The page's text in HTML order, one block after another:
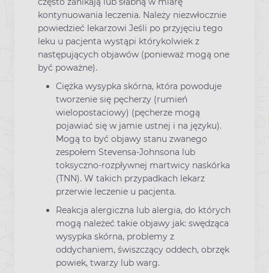
kontynuowania leczenia. Należy niezwłocznie
powiedzieć lekarzowi Jeśli po przyjęciu tego
leku u pacjenta wystąpi którykolwiek z
następujących objawów (ponieważ mogą one
być poważne).
Ciężka wysypka skórna, która powoduje
tworzenie się pęcherzy (rumień
wielopostaciowy) (pęcherze mogą
pojawiać się w jamie ustnej i na języku).
Mogą to być objawy stanu zwanego
zespołem Stevensa-Johnsona lub
toksyczno-rozpływnej martwicy naskórka
(TNN). W takich przypadkach lekarz
przerwie leczenie u pacjenta.
Reakcja alergiczna lub alergia, do których
mogą należeć takie objawy jak: swędząca
wysypka skórna, problemy z
oddychaniem, świszczący oddech, obrzęk
powiek, twarzy lub warg.